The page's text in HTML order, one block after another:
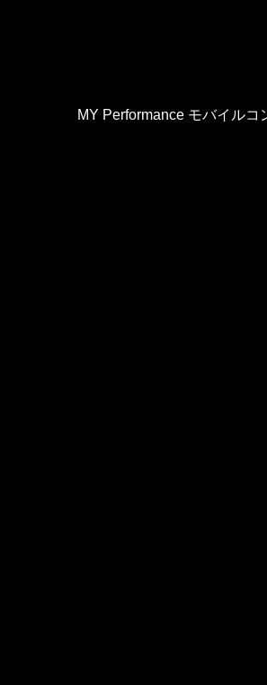
MY Performance モバイルコ